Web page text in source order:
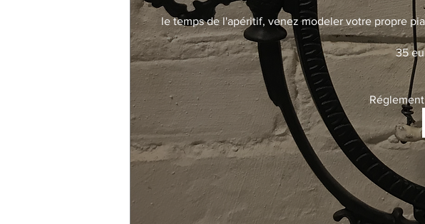
le temps de l'apéritif, venez modeler votre propre
35